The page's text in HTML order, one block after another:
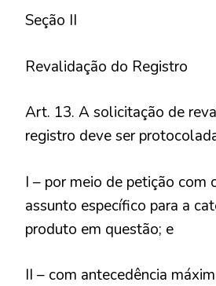
Seção II
Revalidação do Registro
Art. 13. A solicitação de
registro deve ser
I – por meio de petição com
assunto específico para a
produto em questão; e
II – com antecedência